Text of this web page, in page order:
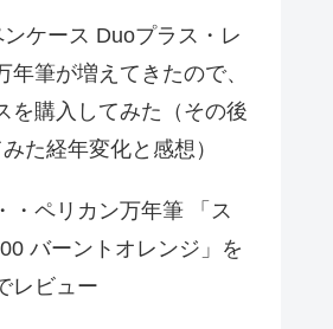
ンケース Duoプラス・レ
年筆が増えてきたので、
を購入してみた（その後
た経年変化と感想）
・ペリカン万年筆 「ス
バーントオレンジ」を
レビュー